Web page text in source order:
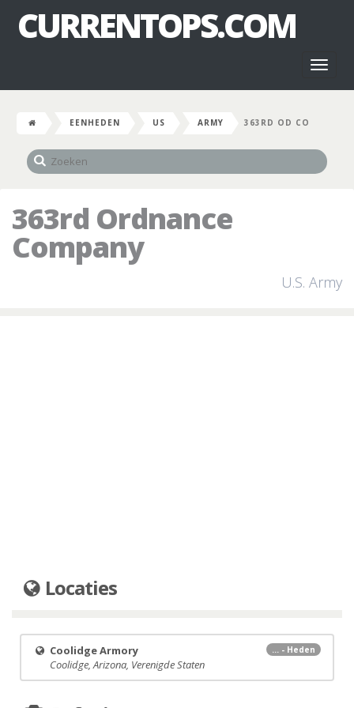
CURRENTOPS.COM
EENHEDEN US ARMY 363RD OD CO
363rd Ordnance
Company
U.S. Army
Locaties
... - Heden
Coolidge Armory
Coolidge, Arizona, Verenigde Staten